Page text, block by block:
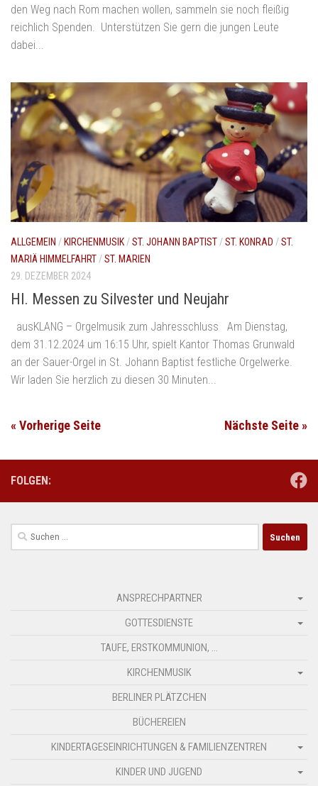
den Weg nach Rom machen wollen, sammeln sie noch fleißig
reichlich Spenden. Unterstützen Sie gern die jungen Leute
dabei...
ALLGEMEIN / KIRCHENMUSIK /ST. JOHANN BAPTIST /ST. KONRAD /ST.
MARIÄ HIMMELFAHRT /ST. MARIEN
29. DEZEMBER 2024
Hl. Messen zu Silvester und Neujahr
ausKLANG – Orgelmusik zum Jahresschluss Am Dienstag,
dem 31.12.2024 um 16:15 Uhr, spielt Kantor Thomas Grunwald
an der Sauer-Orgel in St. Johann Baptist festliche Orgelwerke.
Wir laden Sie herzlich zu diesen 30 Minuten...
« Vorherige Seite Nächste Seite »
FOLGEN:
Suchen
nach:
ANSPRECHPARTNER
GOTTESDIENSTE
TAUFE, ERSTKOMMUNION, …
KIRCHENMUSIK
BERLINER PLÄTZCHEN
BÜCHEREIEN
KINDERTAGESEINRICHTUNGEN & FAMILIENZENTREN
KINDER UND JUGEND